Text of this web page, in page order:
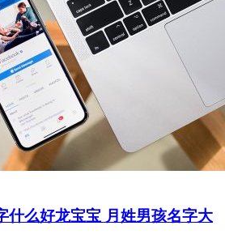
什么好龙宝宝 月姓男孩名字大